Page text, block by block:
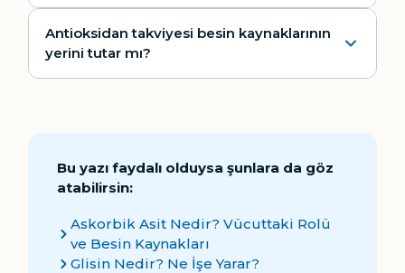
Antioksidan takviyesi besin kaynaklarının
yerini tutar mı?
Bu yazı faydalı olduysa şunlara da göz
atabilirsin:
Askorbik Asit Nedir? Vücuttaki Rolü
ve Besin Kaynakları
Glisin Nedir? Ne İşe Yarar?